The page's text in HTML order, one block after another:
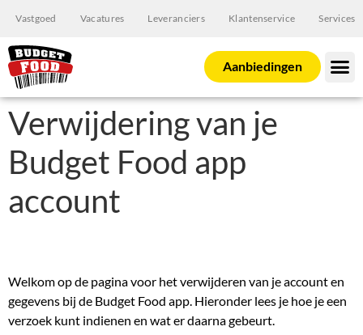
Vastgoed Vacatures Leveranciers Klantenservice Services
Aanbiedingen
Verwijdering van je
Budget Food app
account
Welkom op de pagina voor het verwijderen van je account en
gegevens bij de Budget Food app. Hieronder lees je hoe je een
verzoek kunt indienen en wat er daarna gebeurt.